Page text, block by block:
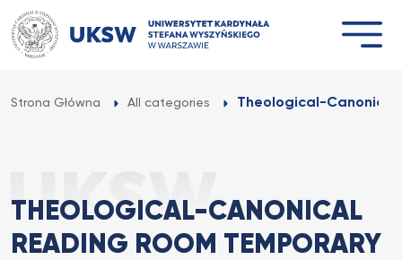
Przejdź
do
treści
Strona Główna All categories Theological-Canonical
THEOLOGICAL-CANONICAL
READING ROOM TEMPORARY